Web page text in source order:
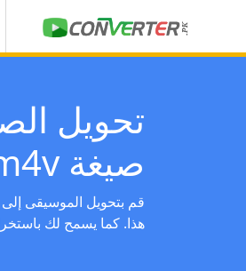
تحويل
صيغة m4v
هذا. كما يسمح لك